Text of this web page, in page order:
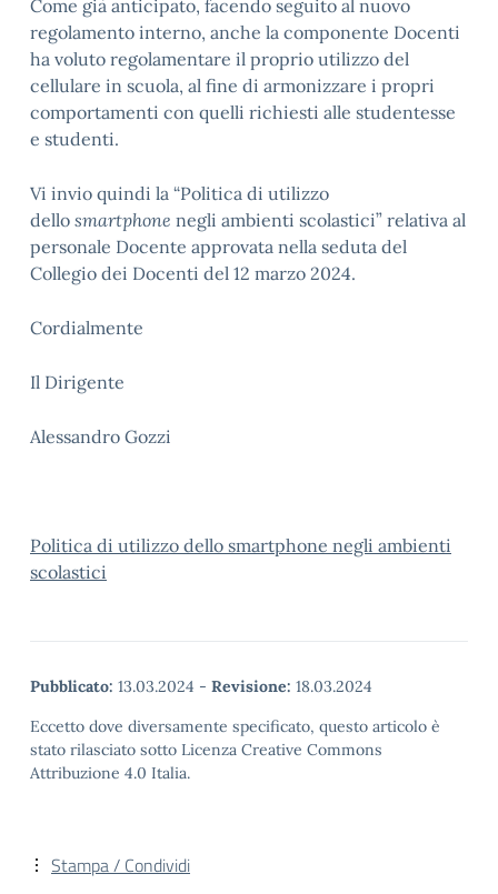
Come già anticipato, facendo seguito al nuovo
regolamento interno, anche la componente Docenti
ha voluto regolamentare il proprio utilizzo del
cellulare in scuola, al fine di armonizzare i propri
comportamenti con quelli richiesti alle studentesse
e studenti.
Vi invio quindi la “Politica di utilizzo
dello smartphone negli ambienti scolastici” relativa al
personale Docente approvata nella seduta del
Collegio dei Docenti del 12 marzo 2024.
Cordialmente
Il Dirigente
Alessandro Gozzi
Politica di utilizzo dello smartphone negli ambienti
scolastici
Pubblicato: 13.03.2024 - Revisione: 18.03.2024
Eccetto dove diversamente specificato, questo articolo è
stato rilasciato sotto Licenza Creative Commons
Attribuzione 4.0 Italia.
Stampa / Condividi